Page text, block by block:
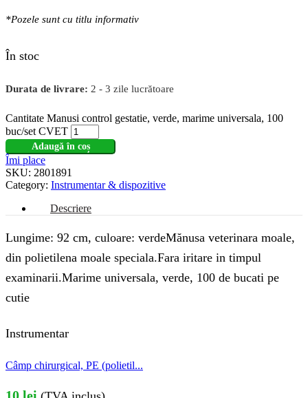
*Pozele sunt cu titlu informativ
În stoc
Durata de livrare: 2 - 3 zile lucrătoare
Cantitate Manusi control gestatie, verde, marime universala, 100
buc/set CVET
Adaugă în coș
Îmi place
SKU: 2801891
Category: Instrumentar & dispozitive
Descriere
Lungime: 92 cm, culoare: verdeMănusa veterinara moale,
din polietilena moale speciala.Fara iritare in timpul
examinarii.Marime universala, verde, 100 de bucati pe
cutie
Instrumentar
Câmp chirurgical, PE (polietil...